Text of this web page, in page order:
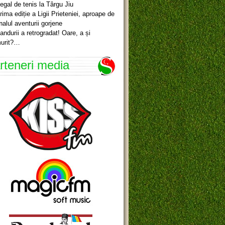
de tenis la Târgu Jiu
ediție a Ligii Prieteniei, aproape de
aventurii gorjene
a retrogradat! Oare, a și
media